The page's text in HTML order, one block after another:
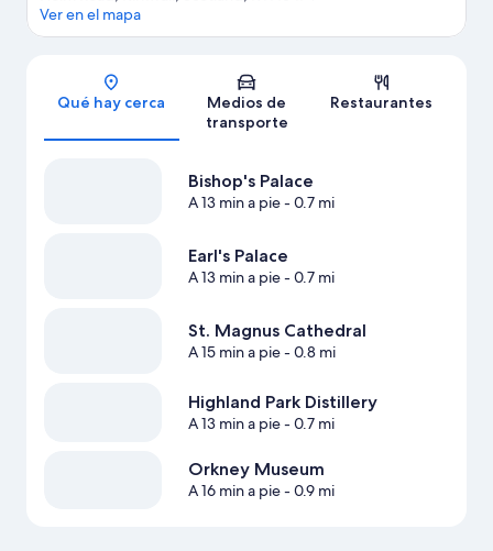
Sección del mapa
Ver en el mapa
Qué hay cerca
Medios de
transporte
Restaurantes
Bishop's Palace
A 13 min a pie- 0.7 mi
Earl's Palace
A 13 min a pie- 0.7 mi
St. Magnus Cathedral
A 15 min a pie- 0.8 mi
Highland Park Distillery
A 13 min a pie- 0.7 mi
Orkney Museum
A 16 min a pie- 0.9 mi